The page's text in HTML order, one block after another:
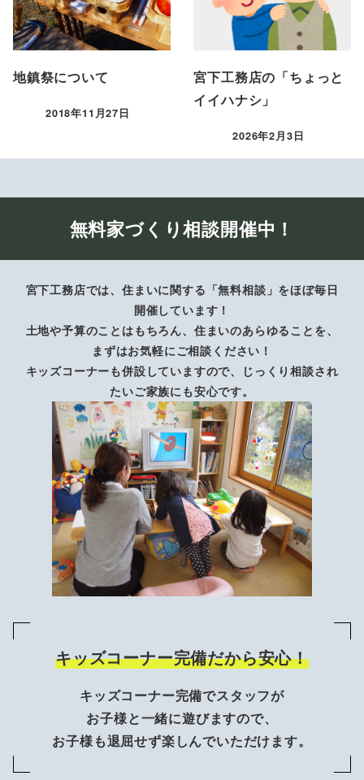
地鎮祭について
投稿日
2018年11月27日
宮下工務店の「ちょっと
イイハナシ」
投稿日
2026年2月3日
無料家づくり相談開催中！
宮下工務店では、住まいに関する「無料相談」をほぼ毎日
開催しています！
土地や予算のことはもちろん、住まいのあらゆることを、
まずはお気軽にご相談ください！
キッズコーナーも併設していますので、じっくり相談され
たいご家族にも安心です。
キッズコーナー完備だから安心！
キッズコーナー完備でスタッフが
お子様と一緒に遊びますので、
お子様も退屈せず楽しんでいただけます。